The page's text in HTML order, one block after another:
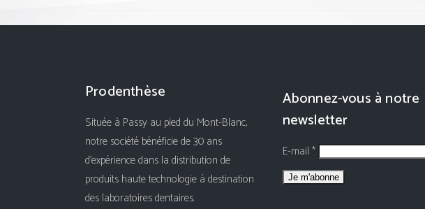
Prodenthèse
Située à Passy au pied du Mont-Blanc,
notre société bénéficie de 30 ans
d'expérience dans la distribution de
produits haute technologie à destination
des laboratoires dentaires.
Abonnez-vous à notre
newsletter
E-mail *